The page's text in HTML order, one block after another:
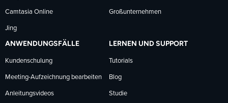
Camtasia Online
Jing
Großunternehmen
ANWENDUNGSFÄLLE
Kundenschulung
Meeting-Aufzeichnung bearbeiten
Anleitungsvideos
LERNEN UND SUPPORT
Tutorials
Blog
Studie